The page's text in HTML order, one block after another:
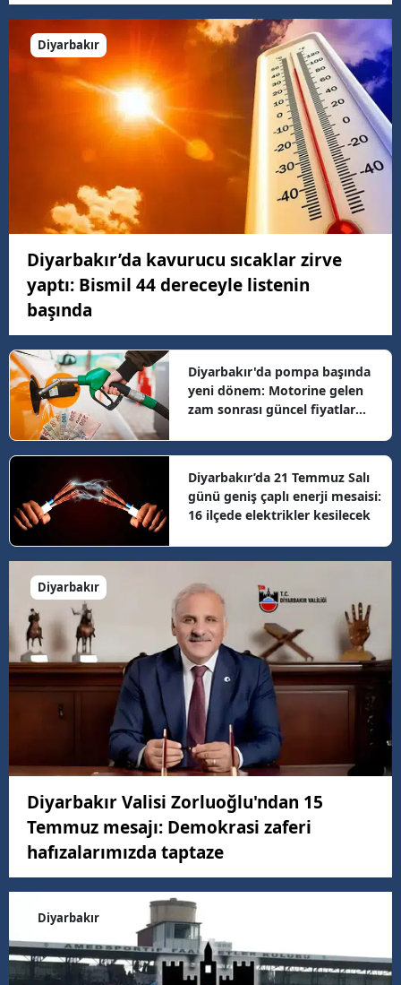
Diyarbakır
Diyarbakır’da kavurucu sıcaklar zirve
yaptı: Bismil 44 dereceyle listenin
başında
Diyarbakır'da pompa başında
yeni dönem: Motorine gelen
zam sonrası güncel fiyatlar
Diyarbakır’da 21 Temmuz Salı
günü geniş çaplı enerji mesaisi:
16 ilçede elektrikler kesilecek
Diyarbakır
Diyarbakır Valisi Zorluoğlu'ndan 15
Temmuz mesajı: Demokrasi zaferi
hafızalarımızda taptaze
Diyarbakır